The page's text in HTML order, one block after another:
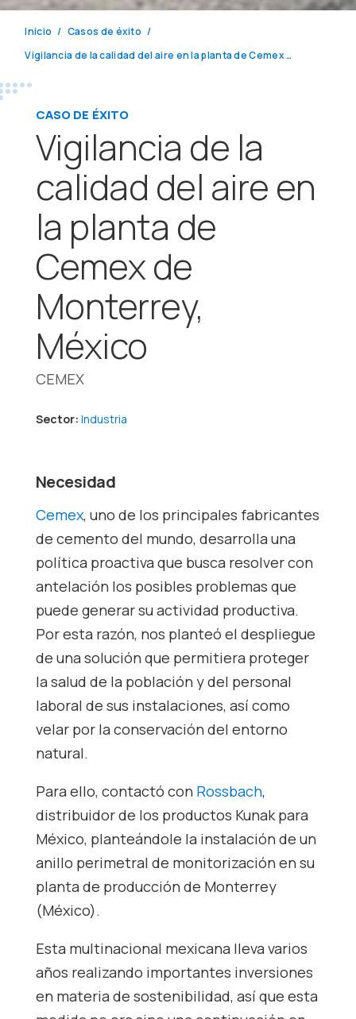
Inicio
Casos de éxito
Vigilancia de la calidad del aire en la planta de Cemex de Monterrey, México
CASO DE ÉXITO
Vigilancia de la
calidad del aire en
la planta de
Cemex de
Monterrey,
México
CEMEX
Sector: Industria
Necesidad
Cemex, uno de los principales fabricantes
de cemento del mundo, desarrolla una
política proactiva que busca resolver con
antelación los posibles problemas que
puede generar su actividad productiva.
Por esta razón, nos planteó el despliegue
de una solución que permitiera proteger
la salud de la población y del personal
laboral de sus instalaciones, así como
velar por la conservación del entorno
natural.
Para ello, contactó con Rossbach,
distribuidor de los productos Kunak para
México, planteándole la instalación de un
anillo perimetral de monitorización en su
planta de producción de Monterrey
(México).
Esta multinacional mexicana lleva varios
años realizando importantes inversiones
en materia de sostenibilidad, así que esta